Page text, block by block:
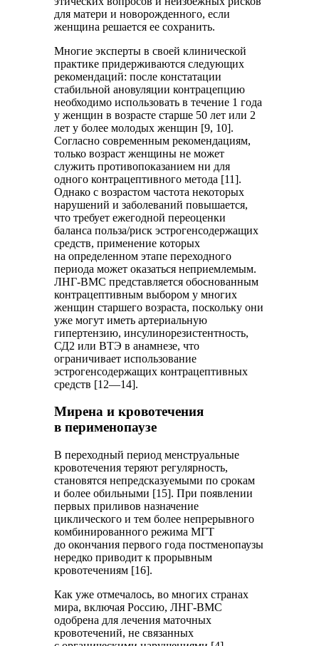
для матери и новорожденного, если
женщина решается ее сохранить.
Многие эксперты в своей клинической
практике придерживаются следующих
рекомендаций: после констатации
стабильной ановуляции контрацепцию
необходимо использовать в течение 1 года
у женщин в возрасте старше 50 лет или 2
лет у более молодых женщин [9, 10].
Согласно современным рекомендациям,
только возраст женщины не может
служить противопоказанием ни для
одного контрацептивного метода [11].
Однако с возрастом частота некоторых
нарушений и заболеваний повышается,
что требует ежегодной переоценки
баланса польза/риск эстрогенсодержащих
средств, применение которых
на определенном этапе переходного
периода может оказаться неприемлемым.
ЛНГ-ВМС представляется обоснованным
контрацептивным выбором у многих
женщин старшего возраста, поскольку они
уже могут иметь артериальную
гипертензию, инсулинорезистентность,
СД2 или ВТЭ в анамнезе, что
ограничивает использование
эстрогенсодержащих контрацептивных
средств [12—14].
Мирена и кровотечения
в перименопаузе
В переходный период менструальные
кровотечения теряют регулярность,
становятся непредсказуемыми по срокам
и более обильными [15]. При появлении
первых приливов назначение
циклического и тем более непрерывного
комбинированного режима МГТ
до окончания первого года постменопаузы
нередко приводит к прорывным
кровотечениям [16].
Как уже отмечалось, во многих странах
мира, включая Россию, ЛНГ-ВМС
одобрена для лечения маточных
кровотечений, не связанных